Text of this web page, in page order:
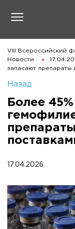
VIII Всероссийский
Новости
запасают препараты
Назад
Более
17.04.2026